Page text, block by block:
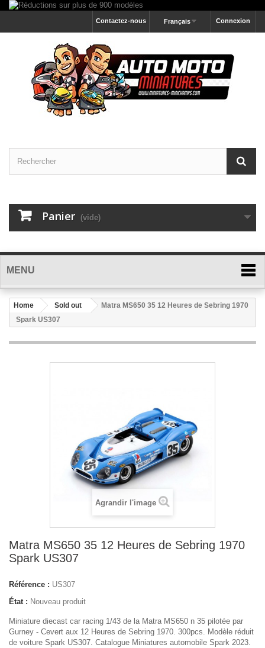
Connexion
Français
Contactez-nous
Panier (vide)
MENU
Home Sold out
Matra MS650 35 12 Heures de Sebring 1970
Spark US307
Agrandir l'image
Matra MS650 35 12 Heures de Sebring 1970
Spark US307
Référence : US307
État : Nouveau produit
Miniature diecast car racing 1/43 de la Matra MS650 n 35 pilotée par
Gurney - Cevert aux 12 Heures de Sebring 1970. 300pcs. Modèle réduit
de voiture Spark US307. Catalogue Miniatures automobile Spark 2023.